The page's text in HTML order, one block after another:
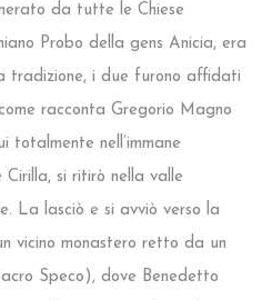
da tutte le Chiese
Probo della gens Anicia, era
tradizione, i due furono affidati
racconta Gregorio Magno
nell’immane
si ritirò nella valle
La lasciò e si avviò verso la
vicino monastero retto da un
Speco), dove Benedetto